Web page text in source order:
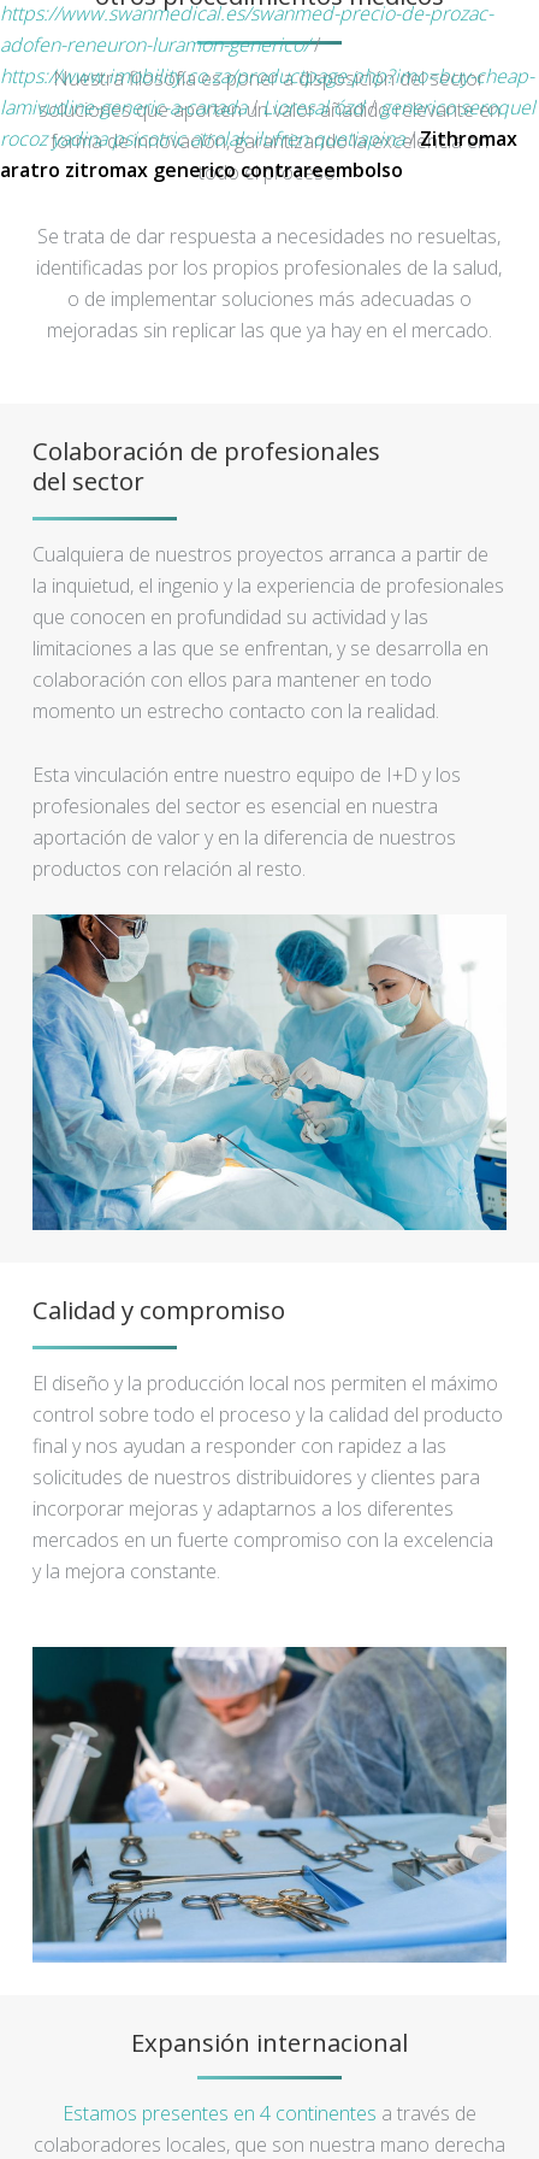
https://www.swanmedical.es/swanmed-precio-de-prozac-
adofen-reneuron-luramon-generico//
https://www.imobility.co.za/productpage.php?imo=buy-cheap-
lamivudine-generic-a-canada/Lioresal ózd/generico seroquel
rocoz yadina psicotric atrolak ilufren quetiapina/Zithromax
aratro zitromax generico contrareembolso
Nuestra filosofía es poner a disposición del sector
soluciones que aporten un valor añadido relevante en
forma de innovación, garantizando la excelencia en
todo el proceso.
Se trata de dar respuesta a necesidades no resueltas,
identificadas por los propios profesionales de la salud,
o de implementar soluciones más adecuadas o
mejoradas sin replicar las que ya hay en el mercado.
Colaboración de profesionales
del sector
Cualquiera de nuestros proyectos arranca a partir de
la inquietud, el ingenio y la experiencia de profesionales
que conocen en profundidad su actividad y las
limitaciones a las que se enfrentan, y se desarrolla en
colaboración con ellos para mantener en todo
momento un estrecho contacto con la realidad.
Esta vinculación entre nuestro equipo de I+D y los
profesionales del sector es esencial en nuestra
aportación de valor y en la diferencia de nuestros
productos con relación al resto.
Calidad y compromiso
El diseño y la producción local nos permiten el máximo
control sobre todo el proceso y la calidad del producto
final y nos ayudan a responder con rapidez a las
solicitudes de nuestros distribuidores y clientes para
incorporar mejoras y adaptarnos a los diferentes
mercados en un fuerte compromiso con la excelencia
y la mejora constante.
Expansión internacional
Estamos presentes en 4 continentes a través de
colaboradores locales, que son nuestra mano derecha